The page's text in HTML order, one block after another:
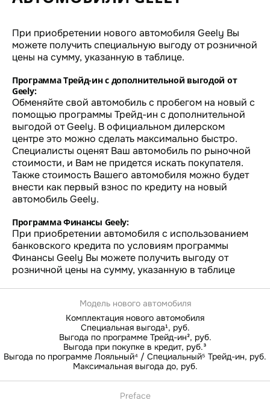
При приобретении нового автомобиля Geely Вы
можете получить специальную выгоду от розничной
цены на сумму, указанную в таблице.
Программа Трейд-ин с дополнительной выгодой от
Geely:
Обменяйте свой автомобиль с пробегом на новый с
помощью программы Трейд-ин с дополнительной
выгодой от Geely. В официальном дилерском
центре это можно сделать максимально быстро.
Специалисты оценят Ваш автомобиль по рыночной
стоимости, и Вам не придется искать покупателя.
Также стоимость Вашего автомобиля можно будет
внести как первый взнос по кредиту на новый
автомобиль Geely.
Программа Финансы Geely:
При приобретении автомобиля с использованием
банковского кредита по условиям программы
Финансы Geely Вы можете получить выгоду от
розничной цены на сумму, указанную в таблице
Модель нового автомобиля
Комплектация нового автомобиля
Специальная выгода¹, руб.
Выгода по программе Трейд-ин², руб.
Выгода при покупке в кредит, руб.³
Выгода по программе Лояльный⁴ / Специальный⁵ Трейд-ин, руб.
Максимальная выгода до, руб.
Preface